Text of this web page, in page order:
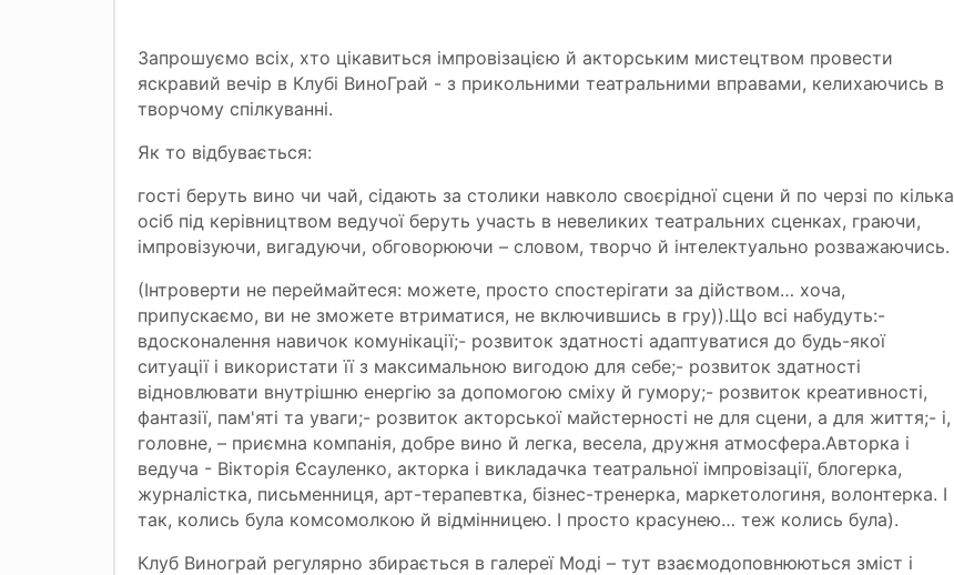
Запрошуємо всіх, хто цікавиться імпровізацією й акторським мистецтвом провести
яскравий вечір в Клубі ВиноГрай - з прикольними театральними вправами, келихаючись в
творчому спілкуванні.
Як то відбувається:
гості беруть вино чи чай, сідають за столики навколо своєрідної сцени й по черзі по кілька
осіб під керівництвом ведучої беруть участь в невеликих театральних сценках, граючи,
імпровізуючи, вигадуючи, обговорюючи – словом, творчо й інтелектуально розважаючись.
(Інтроверти не переймайтеся: можете, просто спостерігати за дійством… хоча,
припускаємо, ви не зможете втриматися, не включившись в гру)).Що всі набудуть:-
вдосконалення навичок комунікації;- розвиток здатності адаптуватися до будь-якої
ситуації і використати її з максимальною вигодою для себе;- розвиток здатності
відновлювати внутрішню енергію за допомогою сміху й гумору;- розвиток креативності,
фантазії, пам'яті та уваги;- розвиток акторської майстерності не для сцени, а для життя;- і,
головне, – приємна компанія, добре вино й легка, весела, дружня атмосфера.Авторка і
ведуча - Вікторія Єсауленко, акторка і викладачка театральної імпровізації, блогерка,
журналістка, письменниця, арт-терапевтка, бізнес-тренерка, маркетологиня, волонтерка. І
так, колись була комсомолкою й відмінницею. І просто красунею… теж колись була).
Клуб Винограй регулярно збирається в галереї Моді – тут взаємодоповнюються зміст і